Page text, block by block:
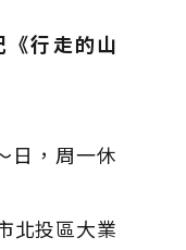
行走的山
日，周一休
北投區大業